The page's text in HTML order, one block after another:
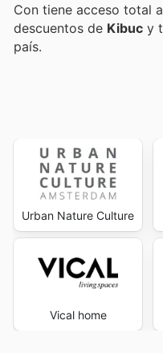
Con tiene acceso total
descuentos de Kibuc y
país.
Urban Nature Culture
Vical home